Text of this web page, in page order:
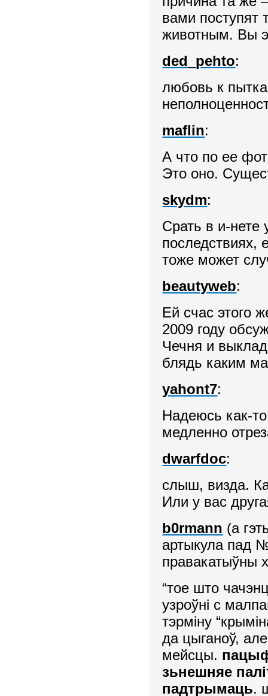
вами поступят
животным. Вы
ded_pehto:
любовь к
maflin:
А что по ее
Это оно.
skydm:
Срать в и-нете
последствиях,
тоже может
beautyweb:
Ей счас этого
2009 году
Чечня и
блядь каким
yahont7:
Надеюсь как-
медленно
dwarfdoc:
слыш, визда.
Или у вас
b0rmann (а
артыкула пад
правакатыўны
“тое што
узроўні с
тэрміну
да цыганоў,
мейсцы.
зьнешняе
падтрымаць.